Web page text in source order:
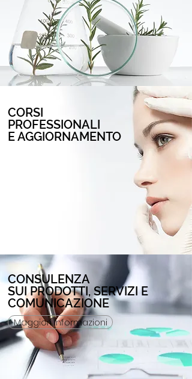
CORSI
PROFESSIONALI
E AGGIORNAMENTO
CONSULENZA
SUI PRODOTTI, SERVIZI E
COMUNICAZIONE
Maggiori Informazioni